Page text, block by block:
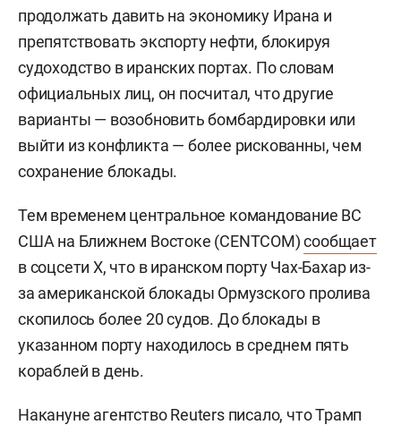
продолжать давить на экономику Ирана и
препятствовать экспорту нефти, блокируя
судоходство в иранских портах. По словам
официальных лиц, он посчитал, что другие
варианты — возобновить бомбардировки или
выйти из конфликта — более рискованны, чем
сохранение блокады.
Тем временем центральное командование ВС
США на Ближнем Востоке (CENTCOM)сообщает
в соцсети X, что в иранском порту Чах-Бахар из-
за американской блокады Ормузского пролива
скопилось более 20 судов. До блокады в
указанном порту находилось в среднем пять
кораблей в день.
Накануне агентство Reuters писало, что Трамп